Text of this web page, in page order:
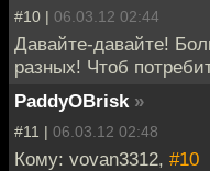
#10 | 06.03.12 02:44
Давайте-давайте!
разных! Чтоб
PaddyOBrisk »
#11 | 06.03.12 02:48
Кому: vovan3312, #10